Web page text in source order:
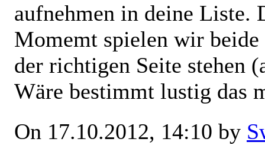
aufnehmen in deine Liste.
Momemt spielen wir
der richtigen Seite stehen
Wäre bestimmt lustig das
On 17.10.2012, 14:10 by